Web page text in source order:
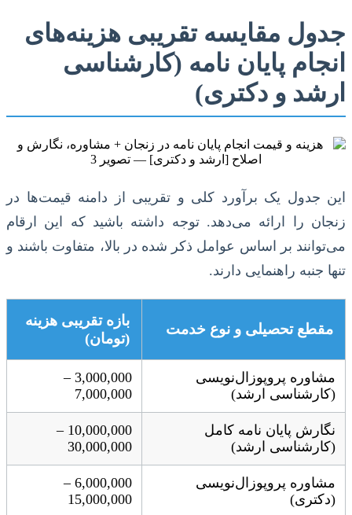
جدول مقایسه تقریبی هزینه‌های
انجام پایان نامه (کارشناسی
ارشد و دکتری)
این جدول یک برآورد کلی و تقریبی از دامنه قیمت‌ها در
زنجان را ارائه می‌دهد. توجه داشته باشید که این ارقام
می‌توانند بر اساس عوامل ذکر شده در بالا، متفاوت باشند و
تنها جنبه راهنمایی دارند.
مقطع تحصیلی و نوع خدمت
بازه تقریبی هزینه
(تومان)
مشاوره پروپوزال‌نویسی
(کارشناسی ارشد)
3,000,000 –
7,000,000
نگارش پایان نامه کامل
(کارشناسی ارشد)
10,000,000 –
30,000,000
مشاوره پروپوزال‌نویسی
(دکتری)
6,000,000 –
15,000,000